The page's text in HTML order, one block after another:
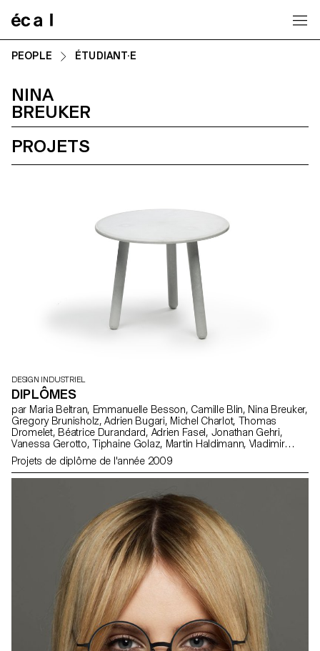
PEOPLE ÉTUDIANT·E
NINA
BREUKER
PROJETS
DESIGN INDUSTRIEL
DIPLÔMES
par Maria Beltran, Emmanuelle Besson, Camille Blin, Nina Breuker,
Gregory Brunisholz, Adrien Bugari, Michel Charlot, Thomas
Dromelet, Béatrice Durandard, Adrien Fasel, Jonathan Gehri,
Vanessa Gerotto, Tiphaine Golaz, Martin Haldimann, Vladimir
Jaccard, Michal Korolec, Laure Krayenbühl, Simon Lécureux,
Emmanuel Mbessé, Lisa Ochsenbein, Valérie Pache, Sofya Angel
Penedo, Julien Renault, Julien Rosina, Delphine Rumo, Valérie
Projets de diplôme de l'année 2009